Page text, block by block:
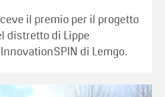
il premio per il progetto
distretto di Lippe
di Lemgo.